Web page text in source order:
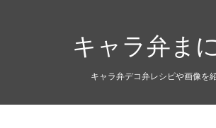
キャラ弁ま
キャラ弁デコ弁レシピや画像を